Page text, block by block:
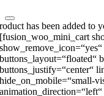
has been added to
[fusion_woo_mini_cart
buttons_layout=“floated“
buttons_justify=“center“
hide_on_mobile=“small-